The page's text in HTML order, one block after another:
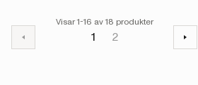
Visar 1-16 av 18 produkter
1 2